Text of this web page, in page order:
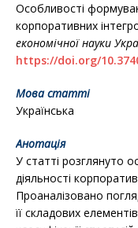
Особливості
корпоративних
економічної науки
https://doi.org/
Мова статті
Українська
Анотація
У статті розглянуто
діяльності
Проаналізовано
її складових